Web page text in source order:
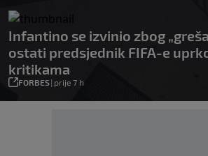
Infantino se izvinio zbog
ostati predsjednik FIFA-e
kritikama
FORBES| prije 7 h